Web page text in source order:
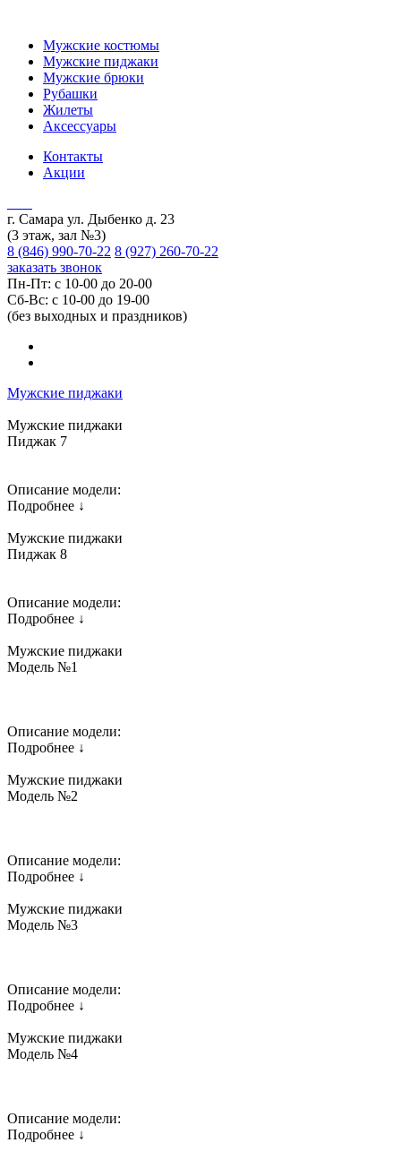
Мужские костюмы
Мужские пиджаки
Мужские брюки
Рубашки
Жилеты
Аксессуары
Контакты
Акции
г. Самара ул. Дыбенко д. 23
(3 этаж, зал №3)
8 (846) 990-70-22 8 (927) 260-70-22
заказать звонок
Пн-Пт: с 10-00 до 20-00
Сб-Вс: с 10-00 до 19-00
(без выходных и праздников)
Мужские пиджаки
Мужские пиджаки
Пиджак 7
Описание модели:
Подробнее ↓
Мужские пиджаки
Пиджак 8
Описание модели:
Подробнее ↓
Мужские пиджаки
Модель №1
Описание модели:
Подробнее ↓
Мужские пиджаки
Модель №2
Описание модели:
Подробнее ↓
Мужские пиджаки
Модель №3
Описание модели:
Подробнее ↓
Мужские пиджаки
Модель №4
Описание модели:
Подробнее ↓